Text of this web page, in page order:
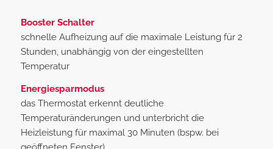
Booster Schalter
schnelle Aufheizung auf die maximale Leistung für 2
Stunden, unabhängig von der eingestellten
Temperatur
Energiesparmodus
das Thermostat erkennt deutliche
Temperaturänderungen und unterbricht die
Heizleistung für maximal 30 Minuten (bspw. bei